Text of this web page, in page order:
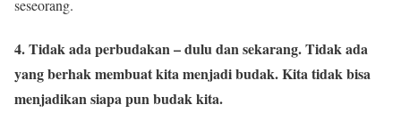
seseorang.
4. Tidak ada perbudakan – dulu dan sekarang. Tidak ada
yang berhak membuat kita menjadi budak. Kita tidak bisa
menjadikan siapa pun budak kita.